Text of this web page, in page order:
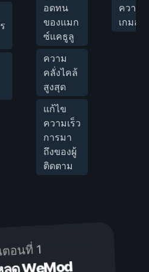
อดทน
ของแมก
ซ์แคธูลู
ความ
คลั่งไคล้
สูงสุด
แก้ไข
ความเร็ว
การมา
ถึงของผู้
ติดตาม
ความเ
เกมส์
อนที่ 1